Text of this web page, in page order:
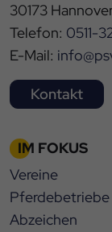
30173
Telefon: 0511-
E-Mail:
Kontakt
IM FOKUS
Vereine
Pferdebetriebe
Abzeichen